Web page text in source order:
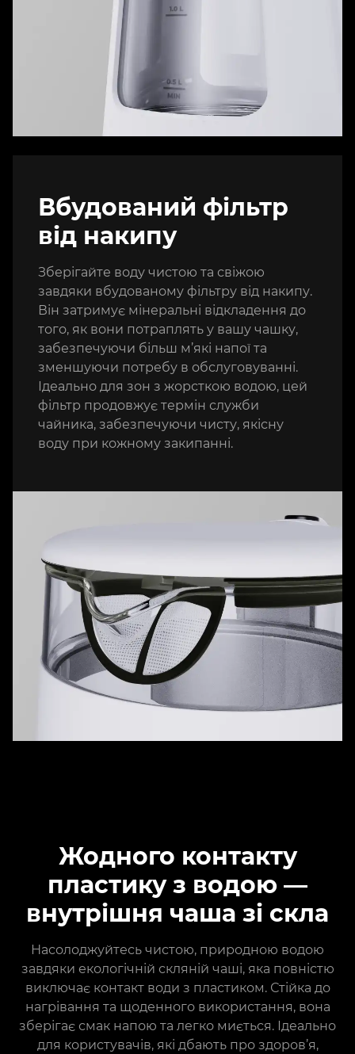
Вбудований фільтр
від накипу
Зберігайте воду чистою та свіжою
завдяки вбудованому фільтру від накипу.
Він затримує мінеральні відкладення до
того, як вони потраплять у вашу чашку,
забезпечуючи більш м’які напої та
зменшуючи потребу в обслуговуванні.
Ідеально для зон з жорсткою водою, цей
фільтр продовжує термін служби
чайника, забезпечуючи чисту, якісну
воду при кожному закипанні.
Жодного контакту
пластику з водою —
внутрішня чаша зі скла
Насолоджуйтесь чистою, природною водою
завдяки екологічній скляній чаші, яка повністю
виключає контакт води з пластиком. Стійка до
нагрівання та щоденного використання, вона
зберігає смак напою та легко миється. Ідеально
для користувачів, які дбають про здоров’я,